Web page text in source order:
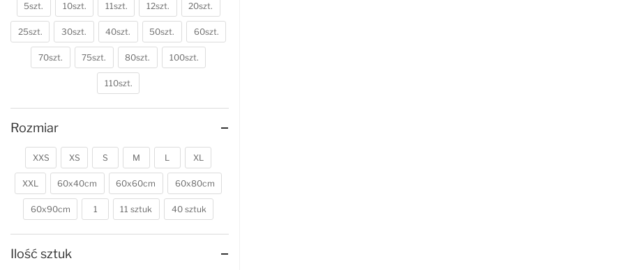
5szt. 10szt. 11szt. 12szt. 20szt.
25szt. 30szt. 40szt. 50szt. 60szt.
70szt. 75szt. 80szt. 100szt.
110szt.
Rozmiar
XXS XS S M L XL
XXL 60x40cm 60x60cm 60x80cm
60x90cm 1 11 sztuk 40 sztuk
Ilość sztuk